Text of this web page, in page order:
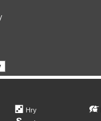
Hry